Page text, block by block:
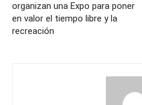
organizan una Expo para poner
en valor el tiempo libre y la
recreación